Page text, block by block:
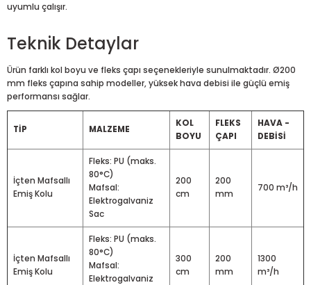
uyumlu çalışır.
Teknik Detaylar
Ürün farklı kol boyu ve fleks çapı seçenekleriyle sunulmaktadır. Ø200
mm fleks çapına sahip modeller, yüksek hava debisi ile güçlü emiş
performansı sağlar.
TİP MALZEME
KOL
BOYU
FLEKS
ÇAPI
HAVA -
DEBİSİ
İçten Mafsallı
Emiş Kolu
Fleks: PU (maks.
80°C)
Mafsal:
Elektrogalvaniz
Sac
200
cm
200
mm
700 m³/h
İçten Mafsallı
Emiş Kolu
Fleks: PU (maks.
80°C)
Mafsal:
Elektrogalvaniz
300
cm
200
mm
1300
m³/h